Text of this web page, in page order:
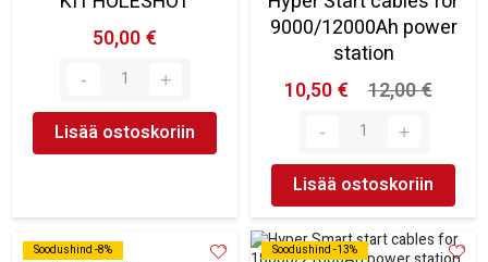
50,00 €
Lisää ostoskoriin
9000/12000Ah power
station
10,50 €
12,00 €
Lisää ostoskoriin
Soodushind -8%
Soodushind -8%
Soodushind -13%
Soodushind -13%